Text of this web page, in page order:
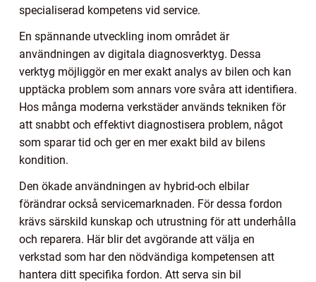
specialiserad kompetens vid service.
En spännande utveckling inom området är
användningen av digitala diagnosverktyg. Dessa
verktyg möjliggör en mer exakt analys av bilen och kan
upptäcka problem som annars vore svåra att identifiera.
Hos många moderna verkstäder används tekniken för
att snabbt och effektivt diagnostisera problem, något
som sparar tid och ger en mer exakt bild av bilens
kondition.
Den ökade användningen av hybrid-och elbilar
förändrar också servicemarknaden. För dessa fordon
krävs särskild kunskap och utrustning för att underhålla
och reparera. Här blir det avgörande att välja en
verkstad som har den nödvändiga kompetensen att
hantera ditt specifika fordon. Att serva sin bil